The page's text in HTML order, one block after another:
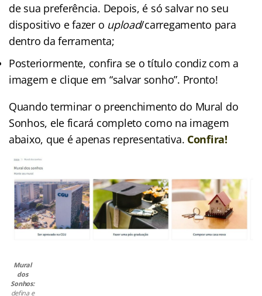
de sua preferência. Depois, é só salvar no seu
dispositivo e fazer o upload/carregamento para
dentro da ferramenta;
Posteriormente, confira se o título condiz com a
imagem e clique em “salvar sonho”. Pronto!
Quando terminar o preenchimento do Mural do
Sonhos, ele ficará completo como na imagem
abaixo, que é apenas representativa. Confira!
Mural
dos
Sonhos:
defina e